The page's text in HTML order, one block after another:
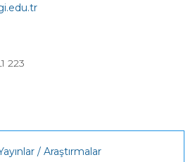
223
/ Araştırmalar